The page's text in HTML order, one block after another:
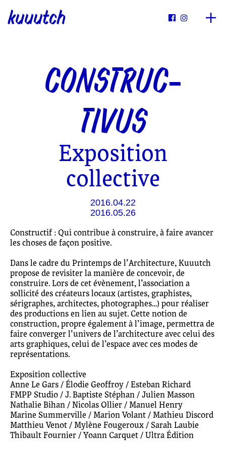
kuuutch  
CONSTRUC-
TIVUS
Exposition
collective
2016.04.22
2016.05.26
Constructif : Qui contribue à construire, à faire avancer
les choses de façon positive.
Dans le cadre du Printemps de l’Architecture, Kuuutch
propose de revisiter la manière de concevoir, de
construire. Lors de cet évènement, l’association a
sollicité des créateurs locaux (artistes, graphistes,
sérigraphes, architectes, photographes…) pour réaliser
des productions en lien au sujet. Cette notion de
construction, propre également à l’image, permettra de
faire converger l’univers de l’architecture avec celui des
arts graphiques, celui de l’espace avec ces modes de
représentations.
Exposition collective
Anne Le Gars / Élodie Geoffroy / Esteban Richard
FMPP Studio / J. Baptiste Stéphan / Julien Masson
Nathalie Bihan / Nicolas Ollier / Manuel Henry
Marine Summerville / Marion Volant / Mathieu Discord
Matthieu Venot / Mylène Fougeroux / Sarah Laubie
Thibault Fournier / Yoann Carquet / Ultra Édition